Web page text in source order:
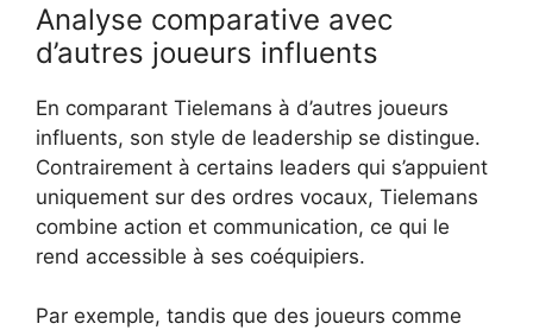
Analyse comparative avec
d’autres joueurs influents
En comparant Tielemans à d’autres joueurs
influents, son style de leadership se distingue.
Contrairement à certains leaders qui s’appuient
uniquement sur des ordres vocaux, Tielemans
combine action et communication, ce qui le
rend accessible à ses coéquipiers.
Par exemple, tandis que des joueurs comme